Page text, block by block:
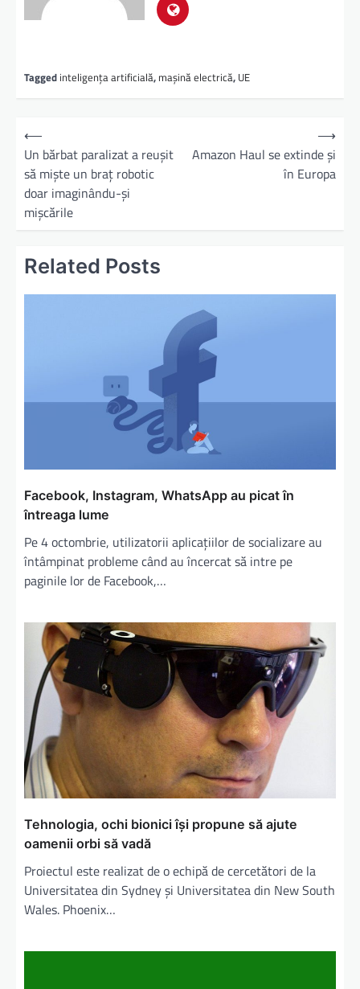
Tagged inteligența artificială, mașină electrică, UE
⟵
Un bărbat paralizat a reuşit
să mişte un braţ robotic
doar imaginându-şi
mişcările
Amazon Haul se extinde şi
în Europa
⟶
Related Posts
Facebook, Instagram, WhatsApp au picat în
întreaga lume
Pe 4 octombrie, utilizatorii aplicaţiilor de socializare au
întâmpinat probleme când au încercat să intre pe
paginile lor de Facebook,…
Tehnologia, ochi bionici își propune să ajute
oamenii orbi să vadă
Proiectul este realizat de o echipă de cercetători de la
Universitatea din Sydney și Universitatea din New South
Wales. Phoenix…